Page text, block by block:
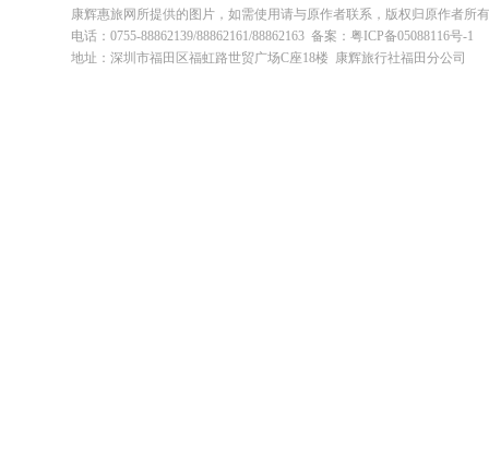
康辉惠旅网所提供的图片，如需使用请与原作者联系，版权归原作者所
电话：0755-88862139/88862161/88862163 备案：粤ICP备05088116号-1
地址：深圳市福田区福虹路世贸广场C座18楼 康辉旅行社福田分公司